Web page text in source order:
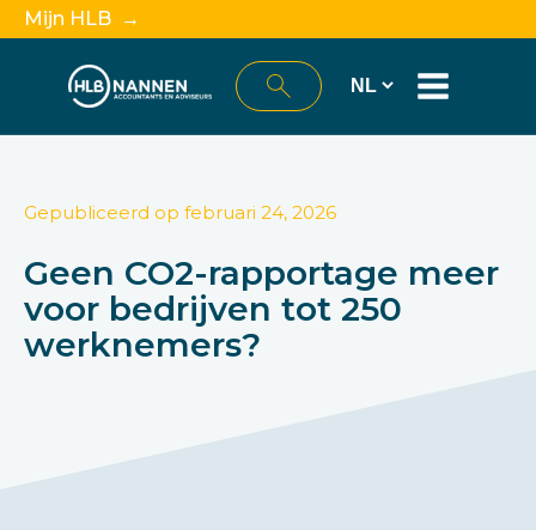
Mijn HLB →
Gepubliceerd op februari 24, 2026
Geen CO2-rapportage meer
voor bedrijven tot 250
werknemers?